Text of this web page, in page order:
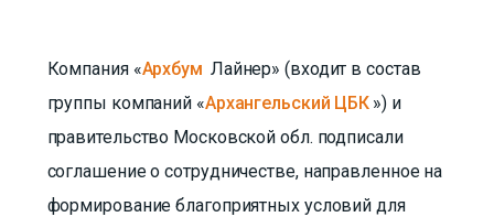
Компания «Архбум Лайнер» (входит в состав
группы компаний «Архангельский ЦБК ») и
правительство Московской обл. подписали
соглашение о сотрудничестве, направленное на
формирование благоприятных условий для